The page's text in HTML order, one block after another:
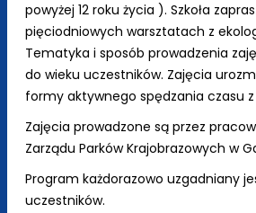
powyżej 12 roku życia ). Szkoła
pięciodniowych warsztatach z
Tematyka i sposób prowadzenia
do wieku uczestników. Zajęcia
formy aktywnego spędzania czasu
Zajęcia prowadzone są przez
Zarządu Parków Krajobrazowych w
Program każdorazowo uzgadniany
uczestników.